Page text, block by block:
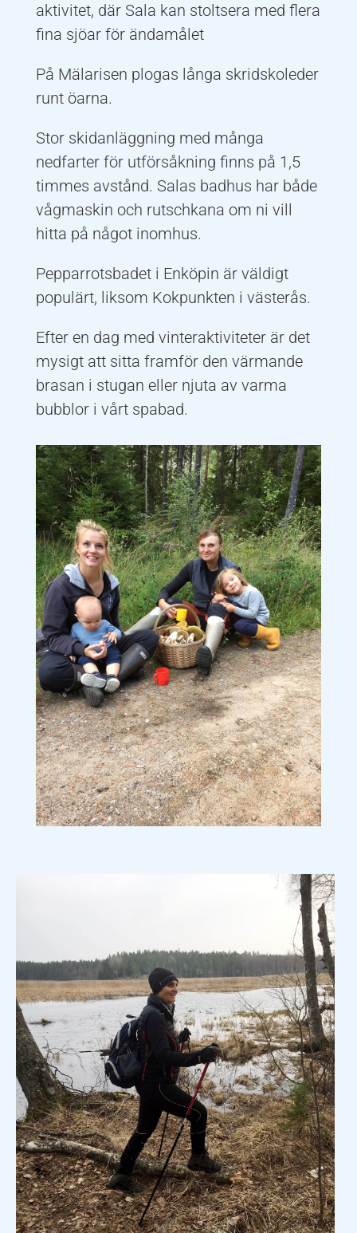
aktivitet, där Sala kan stoltsera med flera
fina sjöar för ändamålet
På Mälarisen plogas långa skridskoleder
runt öarna.
Stor skidanläggning med många
nedfarter för utförsåkning finns på 1,5
timmes avstånd. Salas badhus har både
vågmaskin och rutschkana om ni vill
hitta på något inomhus.
Pepparrotsbadet i Enköpin är väldigt
populärt, liksom Kokpunkten i västerås.
Efter en dag med vinteraktiviteter är det
mysigt att sitta framför den värmande
brasan i stugan eller njuta av varma
bubblor i vårt spabad.